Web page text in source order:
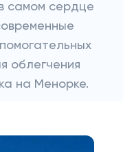
самом сердце
облегчения
на Менорке.